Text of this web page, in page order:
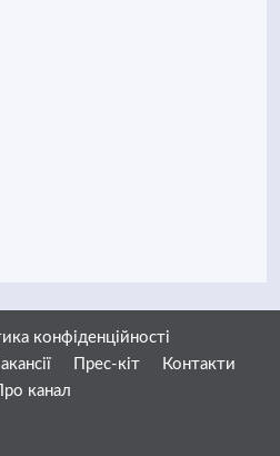
конфіденційності
Прес-кіт
Контакти
Про канал